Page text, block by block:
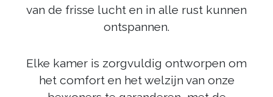
van de frisse lucht en in alle rust kunnen
ontspannen.
Elke kamer is zorgvuldig ontworpen om
het comfort en het welzijn van onze